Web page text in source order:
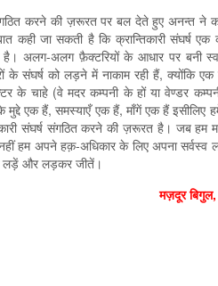
करने की ज़रूरत पर बल देते हुए अनन्त ने
कही जा सकती है कि क्रान्तिकारी संघर्ष एक
है। अलग-अलग फ़ैक्टरियों के आधार पर बनी
के संघर्ष को लड़ने में नाकाम रही हैं, क्योंकि
के चाहे (वे मदर कम्पनी के हों या वेण्डर
एक हैं, समस्याएँ एक हैं, माँगें एक हैं इसीलिए
संघर्ष संगठित करने की ज़रूरत है। जब हम
हम अपने हक़-अधिकार के लिए अपना सर्वस्व
लड़ें और लड़कर जीतें।
मज़दूर